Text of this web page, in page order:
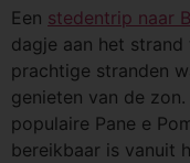
Een stedentrip naar
dagje aan het
prachtige stranden
genieten van de
populaire Pane e
bereikbaar is vanuit